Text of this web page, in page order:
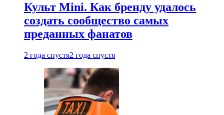
Культ Mini. Как бренду удалось
создать сообщество самых
преданных фанатов
2 года спустя2 года спустя